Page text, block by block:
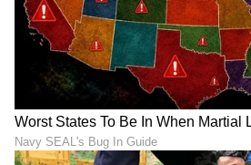
SN Suvarna News
ಶೌಚಾಲಯ ಪ್ರವಾಸ
Jan 30 2022, 02:27 PM IST